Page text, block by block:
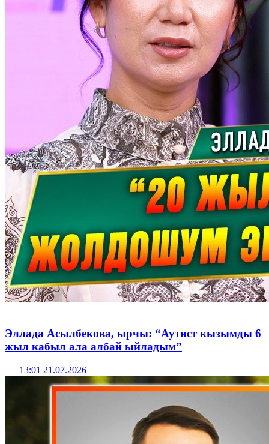
Эллада Асылбекова, ырчы: “Аутист кызымды 6
жыл кабыл ала албай ыйладым”
13:01 21.07.2026